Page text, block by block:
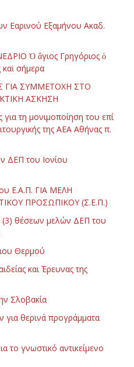
Εαρινού Εξαμήνου Ακαδ.
Ὁ ἅγιος Γρηγόριος ὁ
σήμερα
ΓΙΑ ΣΥΜΜΕΤΟΧΗ ΣΤΟ
ΑΣΚΗΣΗ
τη μονιμοποίηση του επί
της ΑΕΑ Αθήνας π.
ΔΕΠ του Ιονίου
Ε.Α.Π. ΓΙΑ ΜΕΛΗ
ΠΡΟΣΩΠΙΚΟΥ (Σ.Ε.Π.)
(3) θέσεων μελών ΔΕΠ του
Θερμού
και Έρευνας της
Σλοβακία
θερινά προγράμματα
το γνωστικό αντικείμενο